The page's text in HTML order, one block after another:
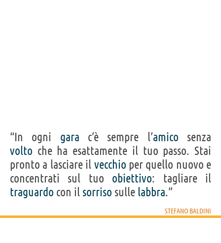
“In ogni gara c’è sempre l’amico senza
volto che ha esattamente il tuo passo. Stai
pronto a lasciare il vecchio per quello nuovo e
concentrati sul tuo obiettivo: tagliare il
traguardo con il sorriso sulle labbra.”
STEFANO BALDINI